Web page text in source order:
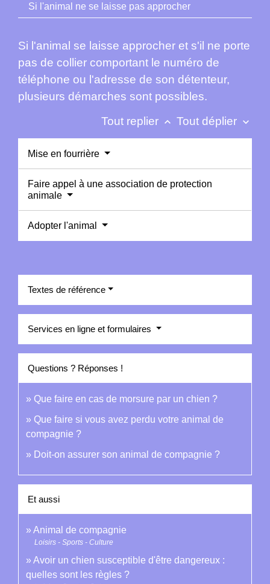
Si l'animal ne se laisse pas approcher
Si l'animal se laisse approcher et s'il ne porte
pas de collier comportant le numéro de
téléphone ou l'adresse de son détenteur,
plusieurs démarches sont possibles.
Tout replier keyboard_arrow_up Tout déplier keyboard_arrow_down
Mise en fourrière
Faire appel à une association de protection
animale
Adopter l'animal
Textes de référence
Services en ligne et formulaires
Questions ? Réponses !
Que faire en cas de morsure par un chien ?
Que faire si vous avez perdu votre animal de
compagnie ?
Doit-on assurer son animal de compagnie ?
Et aussi
Animal de compagnie
Loisirs - Sports - Culture
Avoir un chien susceptible d'être dangereux :
quelles sont les règles ?